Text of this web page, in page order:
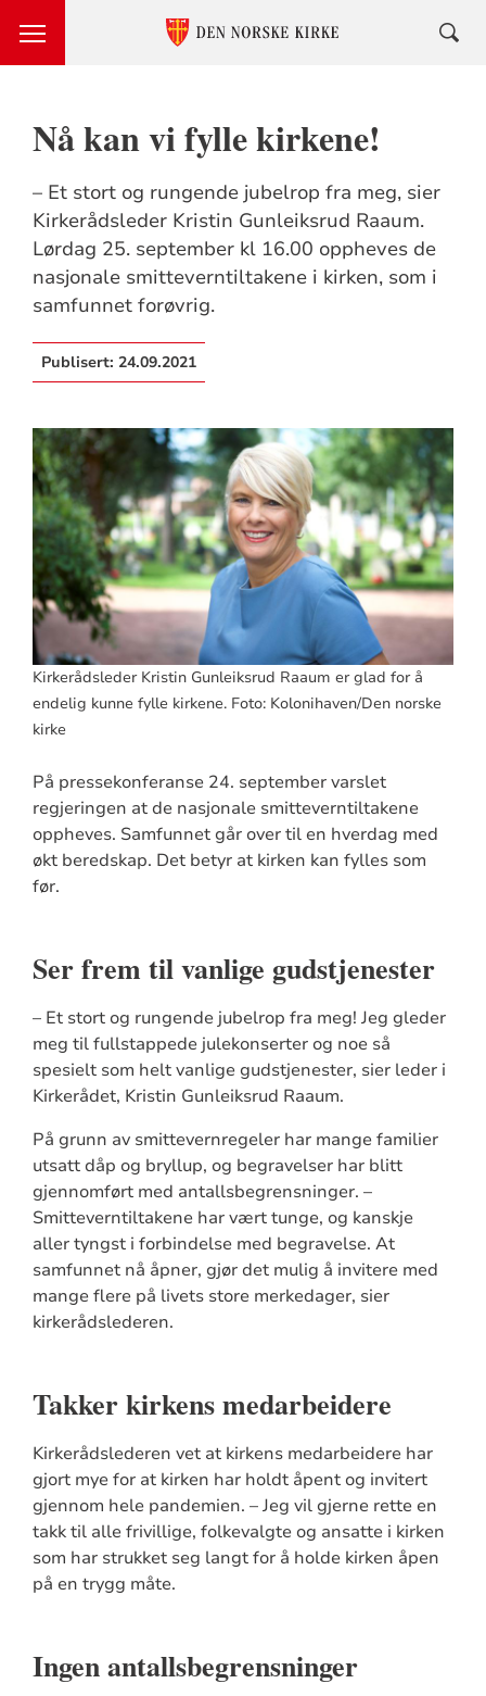
Nå kan vi fylle kirkene!
– Et stort og rungende jubelrop fra meg, sier
Kirkerådsleder Kristin Gunleiksrud Raaum.
Lørdag 25. september kl 16.00 oppheves de
nasjonale smitteverntiltakene i kirken, som i
samfunnet forøvrig.
Publisert: 24.09.2021
Kirkerådsleder Kristin Gunleiksrud Raaum er glad for å
endelig kunne fylle kirkene. Foto: Kolonihaven/Den norske
kirke
På pressekonferanse 24. september varslet
regjeringen at de nasjonale smitteverntiltakene
oppheves. Samfunnet går over til en hverdag med
økt beredskap. Det betyr at kirken kan fylles som
før.
Ser frem til vanlige gudstjenester
– Et stort og rungende jubelrop fra meg! Jeg gleder
meg til fullstappede julekonserter og noe så
spesielt som helt vanlige gudstjenester, sier leder i
Kirkerådet, Kristin Gunleiksrud Raaum.
På grunn av smittevernregeler har mange familier
utsatt dåp og bryllup, og begravelser har blitt
gjennomført med antallsbegrensninger. –
Smitteverntiltakene har vært tunge, og kanskje
aller tyngst i forbindelse med begravelse. At
samfunnet nå åpner, gjør det mulig å invitere med
mange flere på livets store merkedager, sier
kirkerådslederen.
Takker kirkens medarbeidere
Kirkerådslederen vet at kirkens medarbeidere har
gjort mye for at kirken har holdt åpent og invitert
gjennom hele pandemien. – Jeg vil gjerne rette en
takk til alle frivillige, folkevalgte og ansatte i kirken
som har strukket seg langt for å holde kirken åpen
på en trygg måte.
Ingen antallsbegrensninger